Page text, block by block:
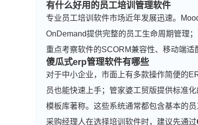
有什么好用的员工培训管理软件
专业员工培训软件市场近年发展迅速。
OnDemand提供完整的员工生命周期管理
重点考察软件的SCORM兼容性、移动端适
傻瓜式erp管理软件有哪些
对于中小企业，市面上有多款操作简便的
员也能快速上手；管家婆工贸版提供标准
模板库著称。这些系统通常都包含基本的
采购经理人在选择培训软件时，建议先通过